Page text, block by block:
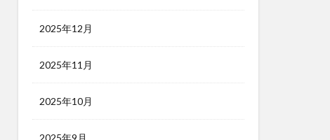
2025年12月
2025年11月
2025年10月